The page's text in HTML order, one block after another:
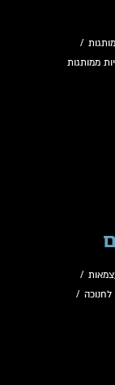
/
ממותגות
/
/